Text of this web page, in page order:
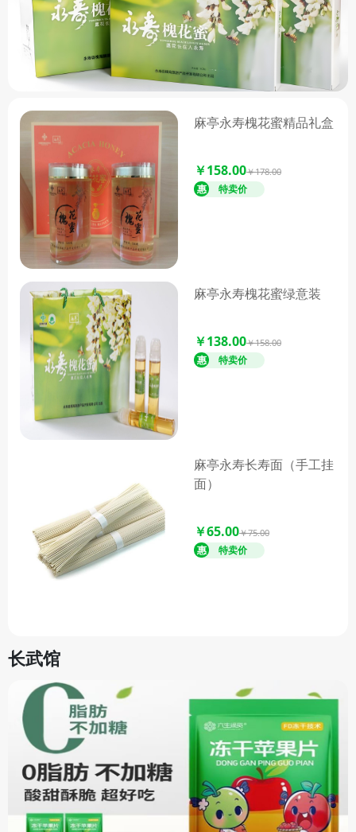
麻亭永寿槐花蜜精品礼盒
￥158.00￥178.00
麻亭永寿槐花蜜绿意装
￥138.00￥158.00
麻亭永寿长寿面（手工挂
面）
￥65.00￥75.00
长武馆